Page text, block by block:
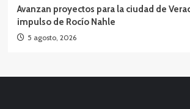
Avanzan proyectos para la ciudad de
impulso de Rocío Nahle
5 agosto, 2026